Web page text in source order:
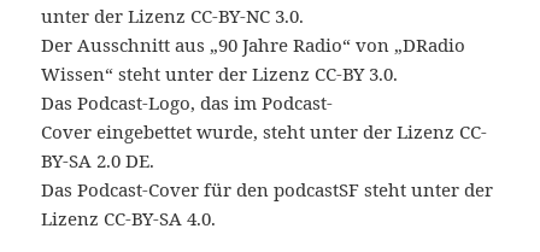
unter der Lizenz CC-BY-NC 3.0.
Der Ausschnitt aus „90 Jahre Radio“ von „DRadio
Wissen“ steht unter der Lizenz CC-BY 3.0.
Das Podcast-Logo, das im Podcast-
Cover eingebettet wurde, steht unter der Lizenz CC-
BY-SA 2.0 DE.
Das Podcast-Cover für den podcastSF steht unter der
Lizenz CC-BY-SA 4.0.